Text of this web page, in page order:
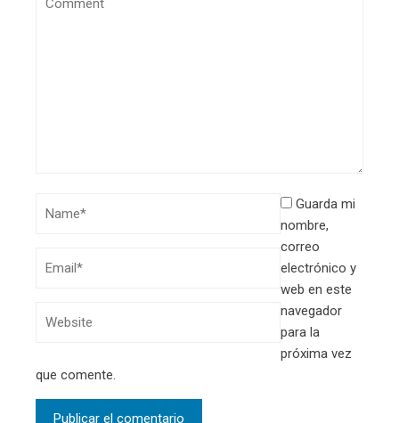
Guarda mi
nombre,
correo
electrónico y
web en este
navegador
para la
próxima vez
que comente.